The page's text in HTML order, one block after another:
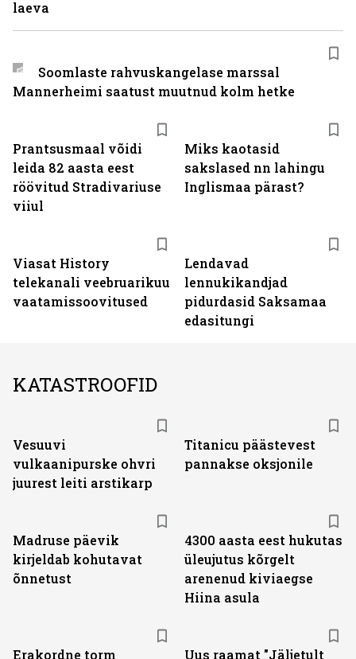
Prantsusmaal võidi
leida 82 aasta eest
röövitud Stradivariuse
viiul
Miks kaotasid
sakslased nn lahingu
Inglismaa pärast?
Viasat History
telekanali veebruarikuu
vaatamissoovitused
Lendavad
lennukikandjad
pidurdasid Saksamaa
edasitungi
laeva
Soomlaste rahvuskangelase marssal
Mannerheimi saatust muutnud kolm hetke
KATASTROOFID
Vesuuvi
vulkaanipurske ohvri
juurest leiti arstikarp
Titanicu päästevest
pannakse oksjonile
Madruse päevik
kirjeldab kohutavat
õnnetust
4300 aasta eest hukutas
üleujutus kõrgelt
arenenud kiviaegse
Hiina asula
Erakordne torm
Uus raamat "Jäljetult